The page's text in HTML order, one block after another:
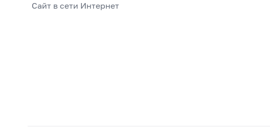
Сайт в сети Интернет